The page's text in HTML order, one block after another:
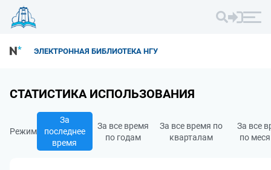
ЭЛЕКТРОННАЯ БИБЛИОТЕКА НГУ
СТАТИСТИКА ИСПОЛЬЗОВАНИЯ
Режим
За
последнее
время
За все время
по годам
За все время по
кварталам
За все
по